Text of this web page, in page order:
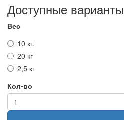
Доступные варианты
Вес
10 кг.
20 кг
2,5 кг
Кол-во